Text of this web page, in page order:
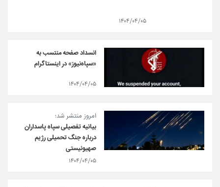
۱۴۰۴/۰۴/۰۵
انسداد صفحه منتسب به
«سپاه‌نیوز» در اینستاگرام
۱۴۰۴/۰۴/۰۵
امروز منتشر شد؛
بیانیه تفصیلی سپاه پاسداران
درباره جنگ تحمیلی رژیم
صهیونیستی
۱۴۰۴/۰۴/۰۵